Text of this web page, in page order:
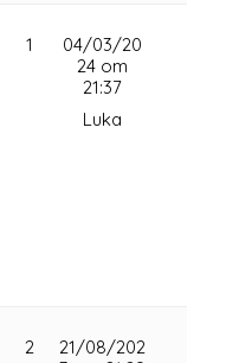
1
04/03/20
24 om
21:37
Luka
2
21/08/202